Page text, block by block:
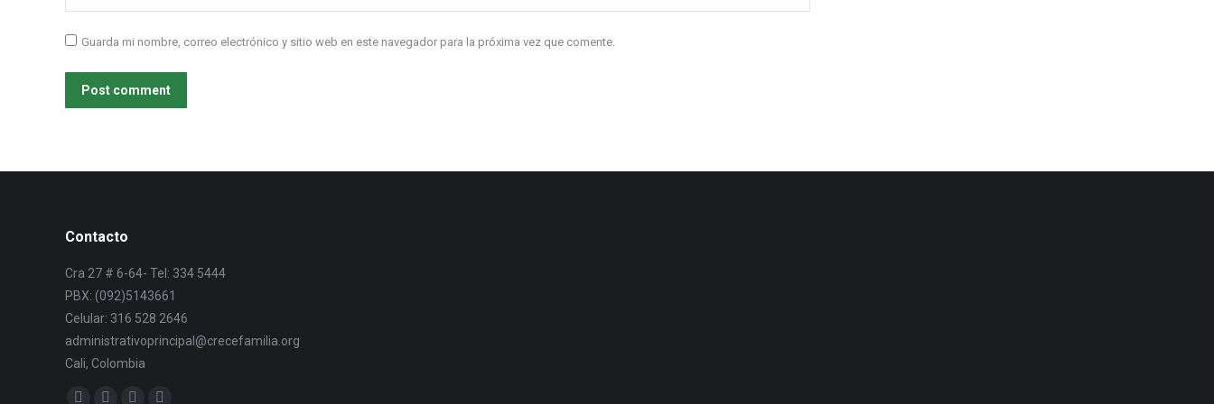
Guarda mi nombre, correo electrónico y sitio web en este navegador para la próxima vez que comente.
Post comment
Contacto
Cra 27 # 6-64- Tel: 334 5444
PBX: (092)5143661
Celular: 316 528 2646
administrativoprincipal@crecefamilia.org
Cali, Colombia
Find us on: